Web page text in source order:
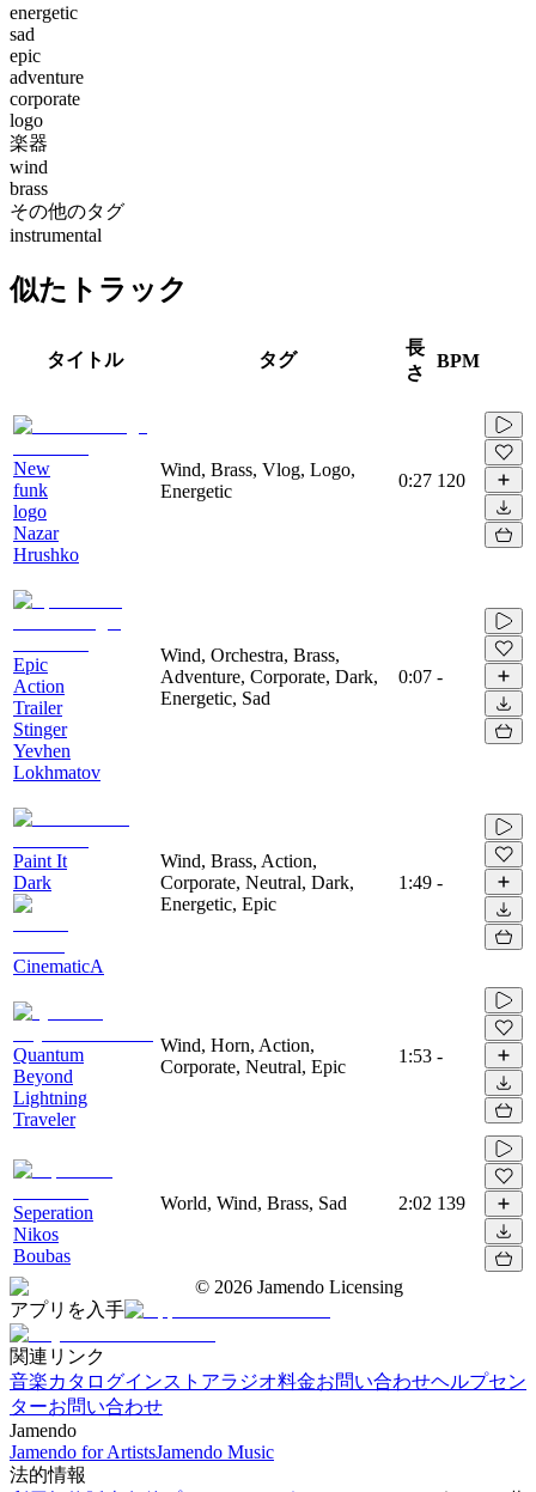
energetic
sad
epic
adventure
corporate
logo
楽器
wind
brass
その他のタグ
instrumental
似たトラック
タイトル タグ
長
さ
BPM
New
funk
logo
Nazar
Hrushko
Wind, Brass, Vlog, Logo,
Energetic
0:27 120
Epic
Action
Trailer
Stinger
Yevhen
Lokhmatov
Wind, Orchestra, Brass,
Adventure, Corporate, Dark,
Energetic, Sad
0:07 -
Paint It
Dark
CinematicA
Wind, Brass, Action,
Corporate, Neutral, Dark,
Energetic, Epic
1:49 -
Quantum
Beyond
Lightning
Traveler
Wind, Horn, Action,
Corporate, Neutral, Epic
1:53 -
Seperation
Nikos
Boubas
World, Wind, Brass, Sad 2:02 139
© 2026 Jamendo Licensing
アプリを入手
関連リンク
音楽カタログインストアラジオ料金お問い合わせヘルプセン
ターお問い合わせ
Jamendo
Jamendo for ArtistsJamendo Music
法的情報